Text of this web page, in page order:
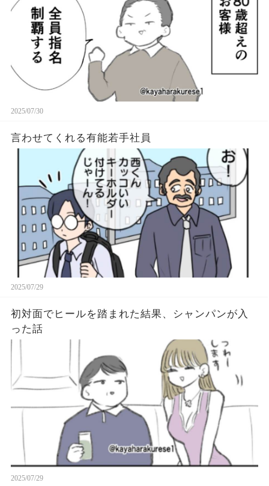
2025/07/30
言わせてくれる有能若手社員
2025/07/29
初対面でヒールを踏まれた結果、シャンパンが入
った話
2025/07/29